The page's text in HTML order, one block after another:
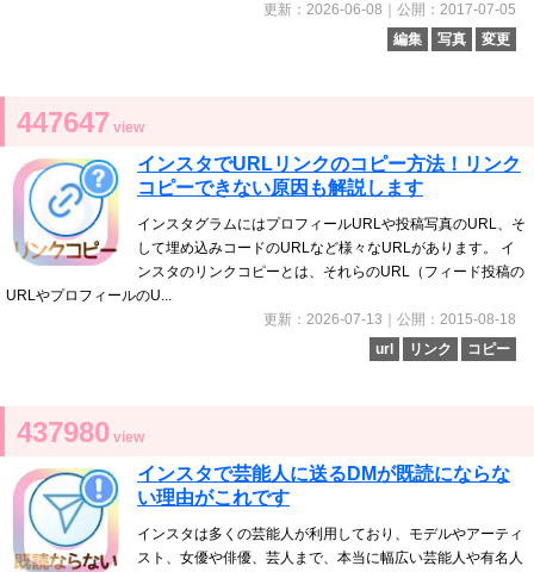
更新：2026-06-08｜公開：2017-07-05
編集
写真 変更
447647 view
インスタでURLリンクのコピー方法！リンク
コピーできない原因も解説します
インスタグラムにはプロフィールURLや投稿写真のURL、そ
して埋め込みコードのURLなど様々なURLがあります。 イ
ンスタのリンクコピーとは、それらのURL（フィード投稿の
URLやプロフィールのU...
更新：2026-07-13｜公開：2015-08-18
url
リンク コピー
437980 view
インスタで芸能人に送るDMが既読にならな
い理由がこれです
インスタは多くの芸能人が利用しており、モデルやアーティ
スト、女優や俳優、芸人まで、本当に幅広い芸能人や有名人